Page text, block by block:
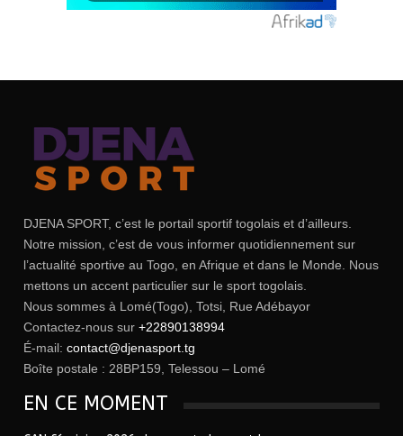
DJENA SPORT, c’est le portail sportif togolais et d’ailleurs.
Notre mission, c’est de vous informer quotidiennement sur
l’actualité sportive au Togo, en Afrique et dans le Monde. Nous
mettons un accent particulier sur le sport togolais.
Nous sommes à Lomé(Togo), Totsi, Rue Adébayor
Contactez-nous sur +22890138994
É-mail: contact@djenasport.tg
Boîte postale : 28BP159, Telessou – Lomé
EN CE MOMENT